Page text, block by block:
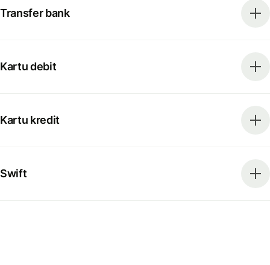
Transfer bank
Kartu debit
Kartu kredit
Swift